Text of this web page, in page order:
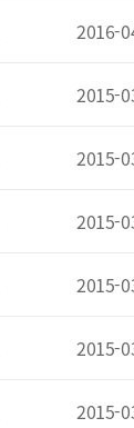
2016-
2015-
2015-
2015-
2015-
2015-
2015-